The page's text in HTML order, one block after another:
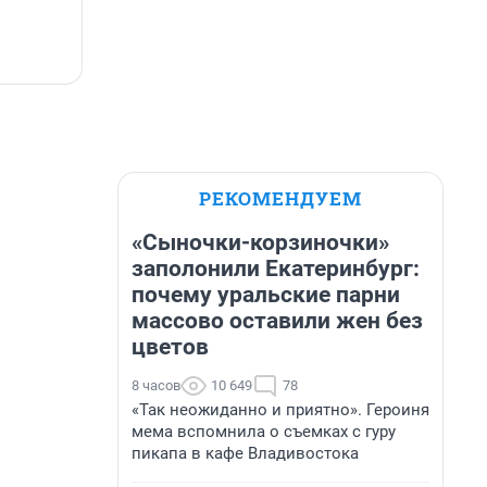
РЕКОМЕНДУЕМ
«Сыночки-корзиночки»
заполонили Екатеринбург:
почему уральские парни
массово оставили жен без
цветов
8 часов 10 649 78
«Так неожиданно и приятно». Героиня
мема вспомнила о съемках с гуру
пикапа в кафе Владивостока